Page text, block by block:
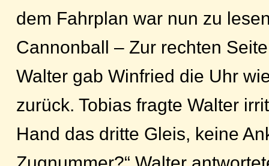
dem Fahrplan war nun zu
Cannonball – Zur rechten
Walter gab Winfried die Uhr
zurück. Tobias fragte Walter
Hand das dritte Gleis, keine